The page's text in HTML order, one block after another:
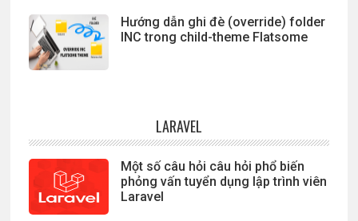
Hướng dẫn ghi đè (override) folder
INC trong child-theme Flatsome
LARAVEL
Một số câu hỏi câu hỏi phổ biến
phỏng vấn tuyển dụng lập trình viên
Laravel